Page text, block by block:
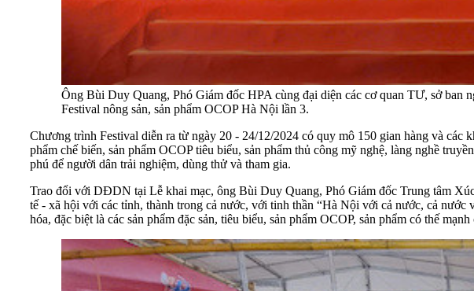
Ông Bùi Duy Quang, Phó Giám đốc HPA cùng đại diện các cơ quan TƯ, sở
Festival nông sản, sản phẩm OCOP Hà Nội lần 3.
Chương trình Festival diễn ra từ ngày 20 - 24/12/2024 có quy mô 150 gian hàng và
phẩm chế biến, sản phẩm OCOP tiêu biểu, sản phẩm thủ công mỹ nghệ, làng nghề
phú để người dân trải nghiệm, dùng thử và tham gia.
Trao đổi với DĐDN tại Lễ khai mạc, ông Bùi Duy Quang, Phó Giám đốc Trung tâm
tế - xã hội với các tỉnh, thành trong cả nước, với tinh thần “Hà Nội với cả nước, cả nước
hóa, đặc biệt là các sản phẩm đặc sản, tiêu biểu, sản phẩm OCOP, sản phẩm có thế